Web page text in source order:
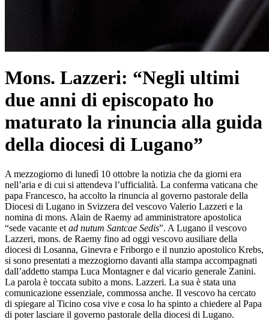
Mons. Lazzeri: “Negli ultimi
due anni di episcopato ho
maturato la rinuncia alla guida
della diocesi di Lugano”
A mezzogiorno di lunedì 10 ottobre la notizia che da giorni era
nell’aria e di cui si attendeva l’ufficialità. La conferma vaticana che
papa Francesco, ha accolto la rinuncia al governo pastorale della
Diocesi di Lugano in Svizzera del vescovo Valerio Lazzeri e la
nomina di mons. Alain de Raemy ad amministratore apostolica
“sede vacante et ad nutum Santcae Sedis”. A Lugano il vescovo
Lazzeri, mons. de Raemy fino ad oggi vescovo ausiliare della
diocesi di Losanna, Ginevra e Friborgo e il nunzio apostolico Krebs,
si sono presentati a mezzogiorno davanti alla stampa accompagnati
dall’addetto stampa Luca Montagner e dal vicario generale Zanini.
La parola è toccata subito a mons. Lazzeri. La sua è stata una
comunicazione essenziale, commossa anche. Il vescovo ha cercato
di spiegare al Ticino cosa vive e cosa lo ha spinto a chiedere al Papa
di poter lasciare il governo pastorale della diocesi di Lugano.